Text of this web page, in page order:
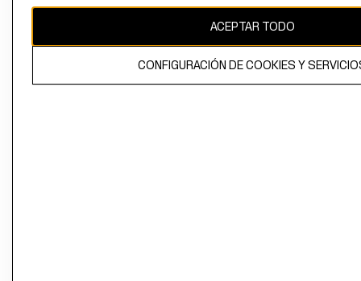
propiedad de H&M Hennes & Mauritz AB
ACEPTAR TODO
CONFIGURACIÓN DE COOKIES Y